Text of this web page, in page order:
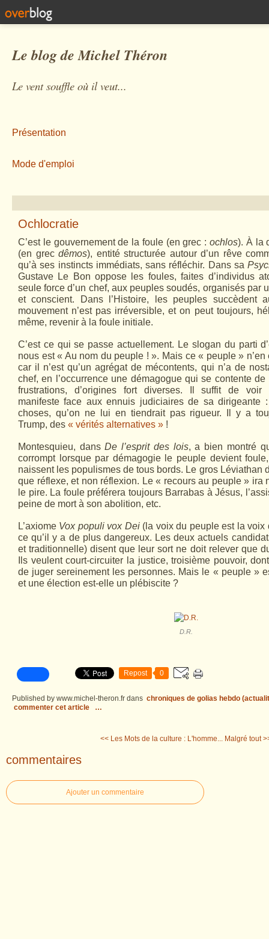
Le blog de Michel Théron
Le vent souffle où il veut...
Présentation
Mode d'emploi
Ochlocratie
C’est le gouvernement de la foule (en grec :ochlos). À la
(en grecdêmos), entité structurée autour d’un rêve
qu’à ses instincts immédiats, sans réfléchir. Dans sa
Gustave Le Bon oppose les foules, faites d’individus
seule force d’un chef, aux peuples soudés, organisés par
et conscient. Dans l’Histoire, les peuples succèdent
mouvement n’est pas irréversible, et on peut toujours,
même, revenir à la foule initiale.
C’est ce qui se passe actuellement. Le slogan du parti
nous est « Au nom du peuple ! ». Mais ce « peuple »
car il n’est qu’un agrégat de mécontents, qui n’a de
chef, en l’occurrence une démagogue qui se contente
frustrations, d’origines fort diverses. Il suffit de voir
manifeste face aux ennuis judiciaires de sa dirigeante
choses, qu’on ne lui en tiendrait pas rigueur. Il y a
Trump, des « vérités alternatives » !
Montesquieu, dansDe l’esprit des lois, a bien montré
corrompt lorsque par démagogie le peuple devient
naissent les populismes de tous bords. Le gros Léviathan
que réflexe, et non réflexion. Le « recours au peuple » ira
le pire. La foule préférera toujours Barrabas à Jésus,
peine de mort à son abolition, etc.
L’axiome Vox populi vox Dei(la voix du peuple est la voix
ce qu’il y a de plus dangereux. Les deux actuels
et traditionnelle) disent que leur sort ne doit relever que
Ils veulent court-circuiter la justice, troisième pouvoir,
de juger sereinement les personnes. Mais le « peuple »
et une élection est-elle un plébiscite ?
D.R.
Repost 0
Published by www.michel-theron.fr dans chroniques de golias hebdo
commenter cet article
…
<< Les Mots de la culture : L'homme... Malgré tout
commentaires
Ajouter un commentaire